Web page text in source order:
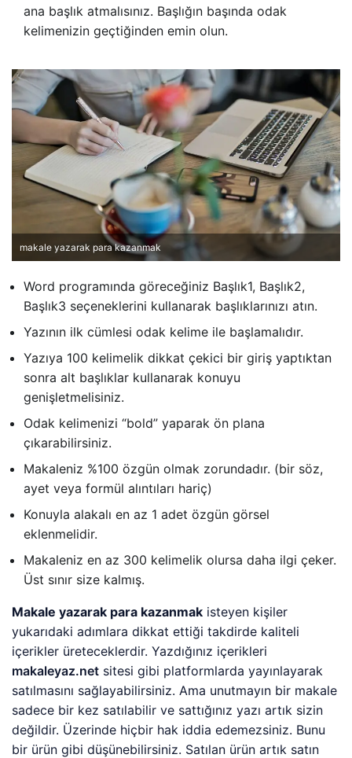
ana başlık atmalısınız. Başlığın başında odak
kelimenizin geçtiğinden emin olun.
makale yazarak para kazanmak
Word programında göreceğiniz Başlık1, Başlık2,
Başlık3 seçeneklerini kullanarak başlıklarınızı atın.
Yazının ilk cümlesi odak kelime ile başlamalıdır.
Yazıya 100 kelimelik dikkat çekici bir giriş yaptıktan
sonra alt başlıklar kullanarak konuyu
genişletmelisiniz.
Odak kelimenizi “bold” yaparak ön plana
çıkarabilirsiniz.
Makaleniz %100 özgün olmak zorundadır. (bir söz,
ayet veya formül alıntıları hariç)
Konuyla alakalı en az 1 adet özgün görsel
eklenmelidir.
Makaleniz en az 300 kelimelik olursa daha ilgi çeker.
Üst sınır size kalmış.
Makale yazarak para kazanmak isteyen kişiler
yukarıdaki adımlara dikkat ettiği takdirde kaliteli
içerikler üreteceklerdir. Yazdığınız içerikleri
makaleyaz.net sitesi gibi platformlarda yayınlayarak
satılmasını sağlayabilirsiniz. Ama unutmayın bir makale
sadece bir kez satılabilir ve sattığınız yazı artık sizin
değildir. Üzerinde hiçbir hak iddia edemezsiniz. Bunu
bir ürün gibi düşünebilirsiniz. Satılan ürün artık satın